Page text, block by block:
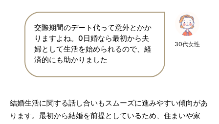
30代女性
交際期間のデート代って意外とかか
りますよね。0日婚なら最初から夫
婦として生活を始められるので、経
済的にも助かりました
結婚生活に関する話し合いもスムーズに進みやすい傾向があ
ります。最初から結婚を前提としているため、住まいや家